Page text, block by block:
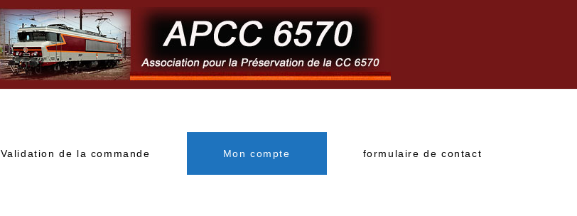
Validation de la commande Mon compte formulaire de contact